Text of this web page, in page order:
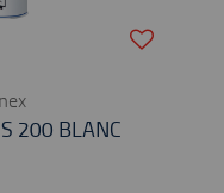
200 BLANC